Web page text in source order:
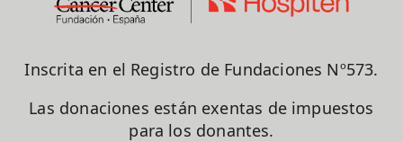
Inscrita en el Registro de Fundaciones Nº573.
Las donaciones están exentas de impuestos
para los donantes.